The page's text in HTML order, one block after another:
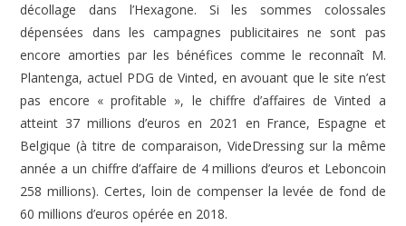
décollage dans l’Hexagone. Si les sommes colossales
dépensées dans les campagnes publicitaires ne sont pas
encore amorties par les bénéfices comme le reconnaît M.
Plantenga, actuel PDG de Vinted, en avouant que le site n’est
pas encore « profitable », le chiffre d’affaires de Vinted a
atteint 37 millions d’euros en 2021 en France, Espagne et
Belgique (à titre de comparaison, VideDressing sur la même
année a un chiffre d’affaire de 4 millions d’euros et Leboncoin
258 millions). Certes, loin de compenser la levée de fond de
60 millions d’euros opérée en 2018.